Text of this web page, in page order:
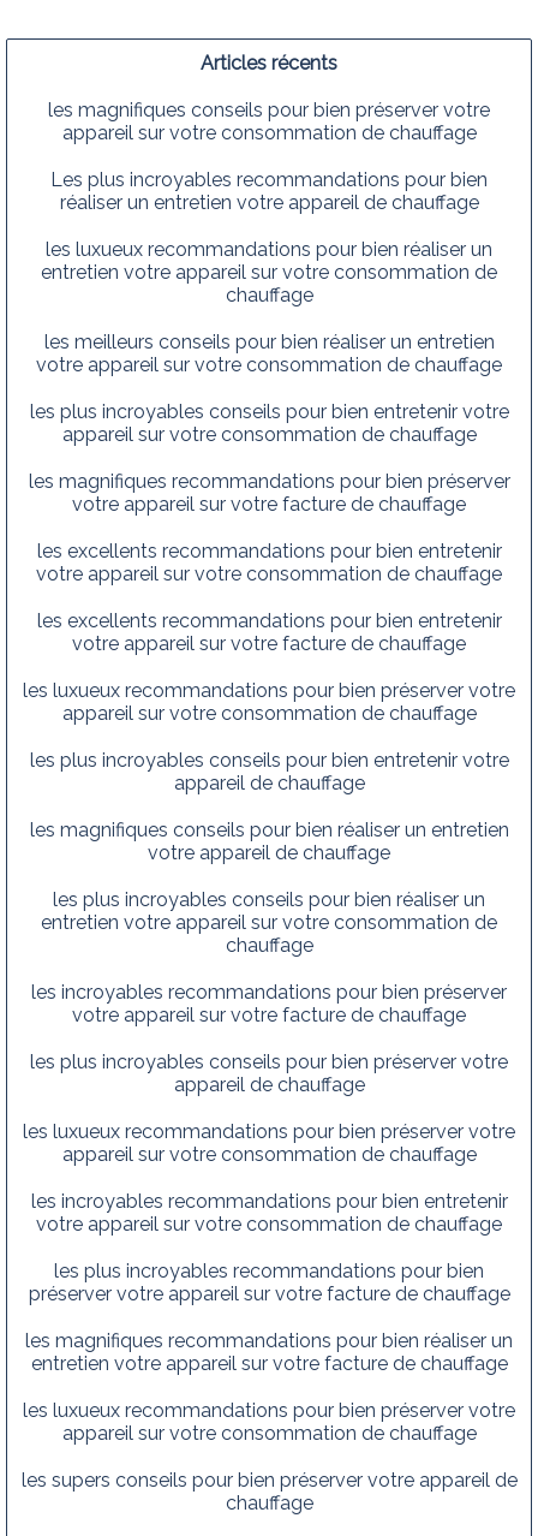
Articles récents
les magnifiques conseils pour bien préserver votre
appareil sur votre consommation de chauffage
Les plus incroyables recommandations pour bien
réaliser un entretien votre appareil de chauffage
les luxueux recommandations pour bien réaliser un
entretien votre appareil sur votre consommation de
chauffage
les meilleurs conseils pour bien réaliser un entretien
votre appareil sur votre consommation de chauffage
les plus incroyables conseils pour bien entretenir votre
appareil sur votre consommation de chauffage
les magnifiques recommandations pour bien préserver
votre appareil sur votre facture de chauffage
les excellents recommandations pour bien entretenir
votre appareil sur votre consommation de chauffage
les excellents recommandations pour bien entretenir
votre appareil sur votre facture de chauffage
les luxueux recommandations pour bien préserver votre
appareil sur votre consommation de chauffage
les plus incroyables conseils pour bien entretenir votre
appareil de chauffage
les magnifiques conseils pour bien réaliser un entretien
votre appareil de chauffage
les plus incroyables conseils pour bien réaliser un
entretien votre appareil sur votre consommation de
chauffage
les incroyables recommandations pour bien préserver
votre appareil sur votre facture de chauffage
les plus incroyables conseils pour bien préserver votre
appareil de chauffage
les luxueux recommandations pour bien préserver votre
appareil sur votre consommation de chauffage
les incroyables recommandations pour bien entretenir
votre appareil sur votre consommation de chauffage
les plus incroyables recommandations pour bien
préserver votre appareil sur votre facture de chauffage
les magnifiques recommandations pour bien réaliser un
entretien votre appareil sur votre facture de chauffage
les luxueux recommandations pour bien préserver votre
appareil sur votre consommation de chauffage
les supers conseils pour bien préserver votre appareil de
chauffage